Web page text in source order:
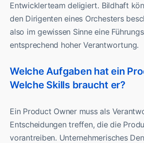
Entwicklerteam deligiert. Bildhaft
den Dirigenten eines Orchesters
also im gewissen Sinne eine
entsprechend hoher Verantwortung.
Welche Aufgaben hat ein
Welche Skills braucht er?
Ein Product Owner muss als
Entscheidungen treffen, die die
vorantreiben. Unternehmerisches